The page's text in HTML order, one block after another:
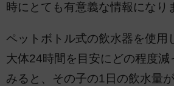
時にとても有意義な情報になり
ペットボトル式の飲水器を使用
大体24時間を目安にどの程度減
みると、その子の1日の飲水量が